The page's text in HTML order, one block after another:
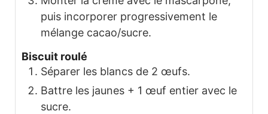
puis incorporer progressivement le
mélange cacao/sucre.
Biscuit roulé
Séparer les blancs de 2 œufs.
Battre les jaunes + 1 œuf entier avec le
sucre.